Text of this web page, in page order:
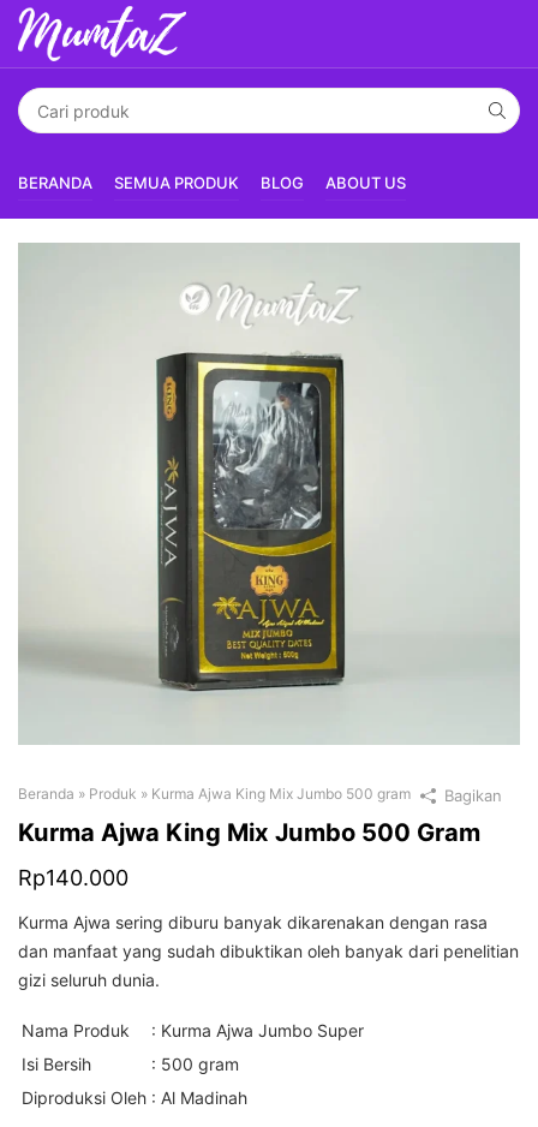
BERANDA SEMUA PRODUK BLOG ABOUT US
Beranda » Produk » Kurma Ajwa King Mix Jumbo 500 gram
Kurma Ajwa King Mix Jumbo 500 Gram
Rp140.000
Kurma Ajwa sering diburu banyak dikarenakan dengan rasa
dan manfaat yang sudah dibuktikan oleh banyak dari penelitian
gizi seluruh dunia.
Nama Produk
: Kurma Ajwa Jumbo Super
Isi Bersih
: 500 gram
Diproduksi Oleh : Al Madinah
Bagikan